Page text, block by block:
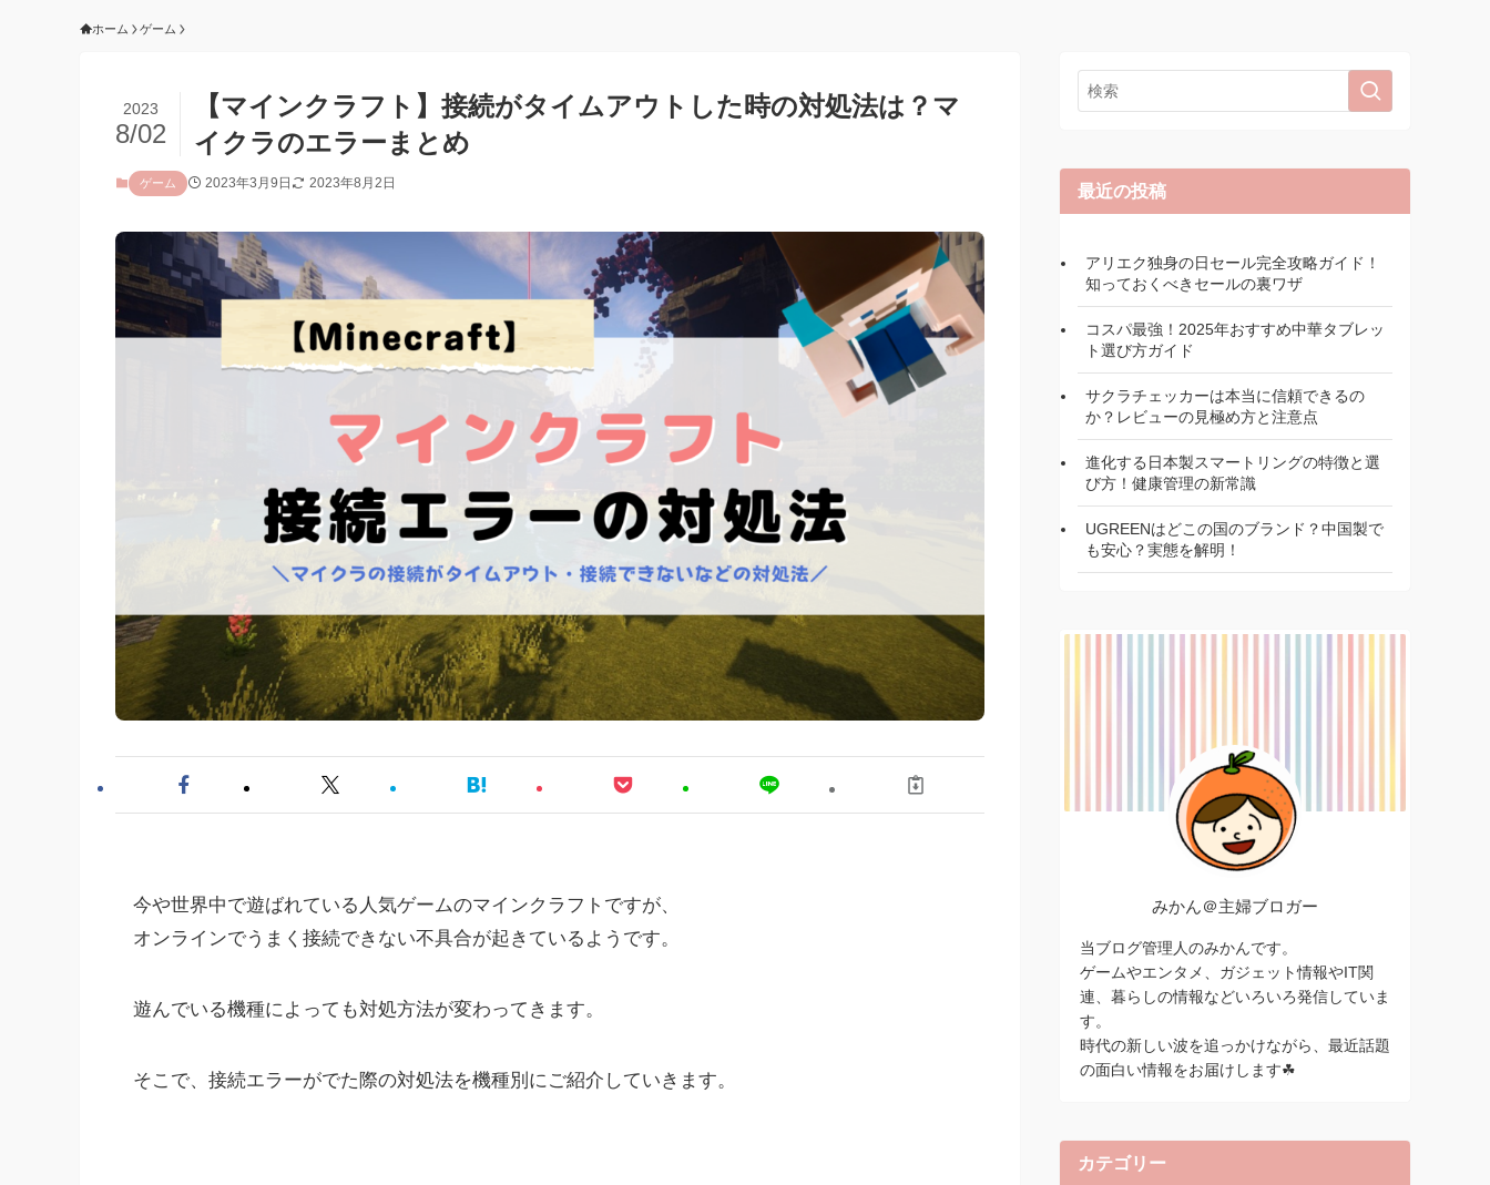
ホーム ゲーム
【マインクラフト】接続がタイムアウトした時の対処法は？マ
イクラのエラーまとめ
2023
8/02
ゲーム 2023年3月9日 2023年8月2日
今や世界中で遊ばれている人気ゲームのマインクラフトですが、
オンラインでうまく接続できない不具合が起きているようです。
遊んでいる機種によっても対処方法が変わってきます。
そこで、接続エラーがでた際の対処法を機種別にご紹介していきます。
最近の投稿
アリエク独身の日セール完全攻略ガイド！
知っておくべきセールの裏ワザ
コスパ最強！2025年おすすめ中華タブレッ
ト選び方ガイド
サクラチェッカーは本当に信頼できるの
か？レビューの見極め方と注意点
進化する日本製スマートリングの特徴と選
び方！健康管理の新常識
UGREENはどこの国のブランド？中国製で
も安心？実態を解明！
みかん＠主婦ブロガー
当ブログ管理人のみかんです。
ゲームやエンタメ、ガジェット情報やIT関
連、暮らしの情報などいろいろ発信していま
す。
時代の新しい波を追っかけながら、最近話題
の面白い情報をお届けします☘
カテゴリー